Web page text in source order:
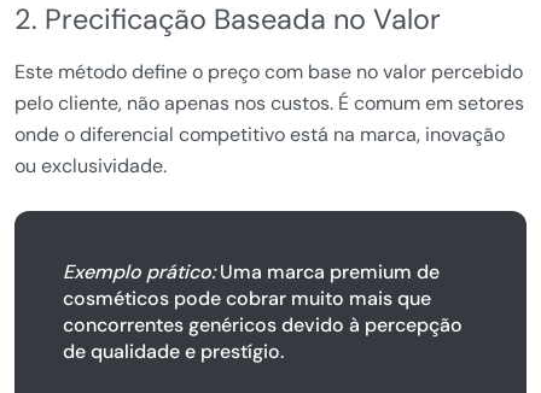
2. Precificação Baseada no Valor
Este método define o preço com base no valor percebido
pelo cliente, não apenas nos custos. É comum em setores
onde o diferencial competitivo está na marca, inovação
ou exclusividade.
Exemplo prático:Uma marca premium de
cosméticos pode cobrar muito mais que
concorrentes genéricos devido à percepção
de qualidade e prestígio.